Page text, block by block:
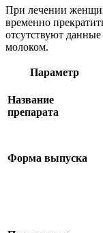
При лечении
временно
отсутствуют
молоком.
Параметр
Название
препарата
Форма выпуска